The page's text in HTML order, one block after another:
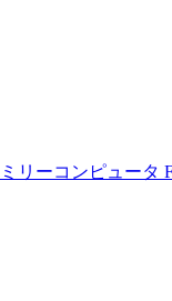
ーコンピュータ